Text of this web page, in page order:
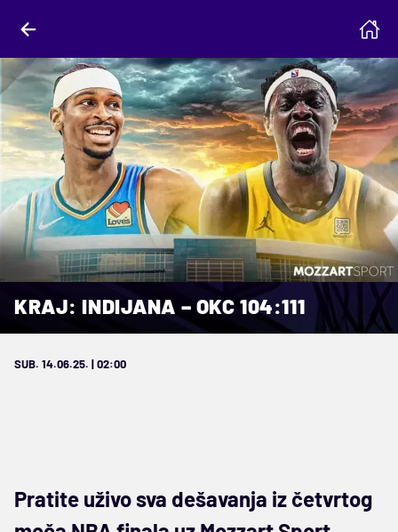
KRAJ: INDIJANA – OKC 104:111
SUB. 14.06.25. | 02:00
Pratite uživo sva dešavanja iz četvrtog